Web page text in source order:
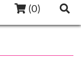
(0)